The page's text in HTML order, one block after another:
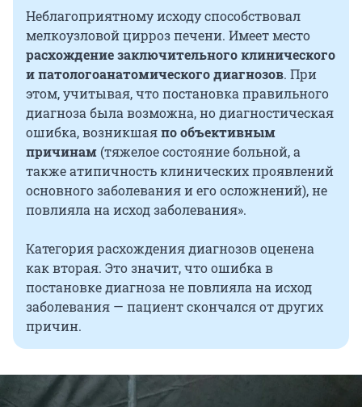
становятся холодными из-за нарушения
кровообращения. Возникает одышка,
спутанность сознания, головокружение или
бред.
Неблагоприятному исходу способствовал
мелкоузловой цирроз печени. Имеет место
расхождение заключительного клинического
и патологоанатомического диагнозов. При
этом, учитывая, что постановка правильного
диагноза была возможна, но диагностическая
ошибка, возникшаяпо объективным
причинам (тяжелое состояние больной, а
также атипичность клинических проявлений
основного заболевания и его осложнений), не
повлияла на исход заболевания».
Категория расхождения диагнозов оценена
как вторая. Это значит, что ошибка в
постановке диагноза не повлияла на исход
заболевания — пациент скончался от других
причин.